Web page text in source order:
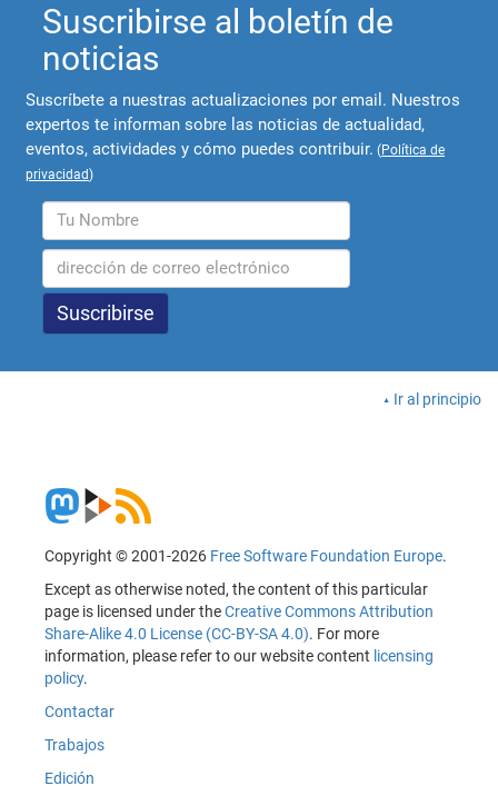
Suscribirse al boletín de
noticias
Suscríbete a nuestras actualizaciones por email. Nuestros
expertos te informan sobre las noticias de actualidad,
eventos, actividades y cómo puedes contribuir. (Política de
privacidad)
Ir al principio
Copyright © 2001-2026 Free Software Foundation Europe.
Except as otherwise noted, the content of this particular
page is licensed under theCreative Commons Attribution
Share-Alike 4.0 License (CC-BY-SA 4.0). For more
information, please refer to our website content licensing
policy.
Contactar
Trabajos
Edición